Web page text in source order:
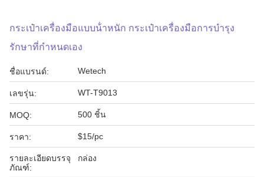
กระเป๋าเครื่องมือแบบน้ําหนัก กระเป๋าเครื่องมือการบํารุง
รักษาที่กําหนดเอง
ชื่อแบรนด์: Wetech
เลขรุ่น: WT-T9013
MOQ: 500 ชิ้น
ราคา: $15/pc
รายละเอียดบรรจุ
ภัณฑ์:
กล่อง